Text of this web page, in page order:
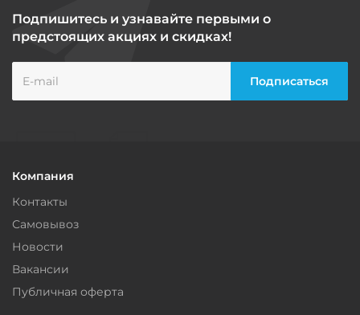
Подпишитесь и узнавайте первыми о
предстоящих акциях и скидках!
Компания
Контакты
Самовывоз
Новости
Вакансии
Публичная оферта